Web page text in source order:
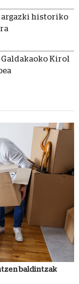
argazki historiko
Kirol
baldintzak